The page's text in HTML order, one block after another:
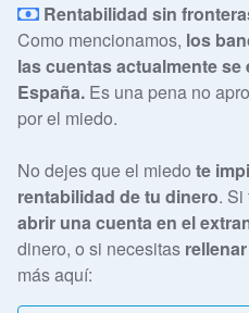
Rentabilidad sin
Como mencionamos, los
las cuentas actualmente
España. Es una pena no
por el miedo.
No dejes que el miedo te
rentabilidad de tu dinero.
abrir una cuenta en el
dinero, o si necesitas
más aquí: